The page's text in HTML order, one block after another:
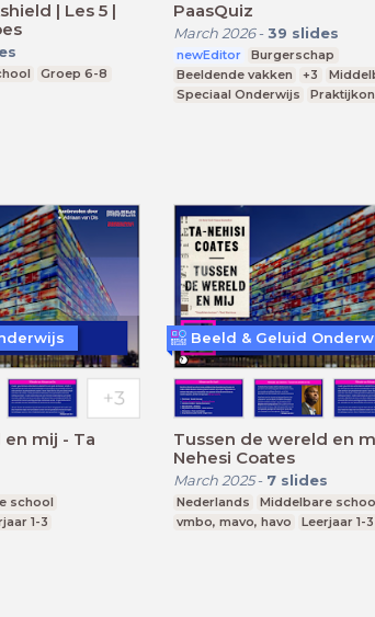
| Les 5 |
Groep 6-8
PaasQuiz
March 2026- 39 slides
newEditor
Burgerschap
Beeldende vakken
+3
Speciaal Onderwijs
mij - Ta
school
1-3
Tussen de wereld en
Nehesi Coates
March 2025- 7 slides
Nederlands
Middelbare
vmbo, mavo, havo
Leerjaar 1-3
Beeld & Geluid